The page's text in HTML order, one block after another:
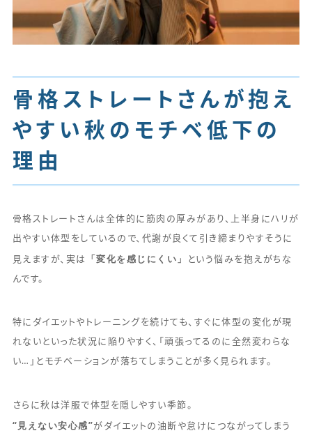
骨格ストレートさんが抱え
やすい秋のモチベ低下の
理由
骨格ストレートさんは全体的に筋肉の厚みがあり、上半身にハリが
出やすい体型をしているので、代謝が良くて引き締まりやすそうに
見えますが、実は 「変化を感じにくい」 という悩みを抱えがちな
んです。
特にダイエットやトレーニングを続けても、すぐに体型の変化が現
れないといった状況に陥りやすく、「頑張ってるのに全然変わらな
い…」とモチベーションが落ちてしまうことが多く見られます。
さらに秋は洋服で体型を隠しやすい季節。
“見えない安心感”がダイエットの油断や怠けにつながってしまう